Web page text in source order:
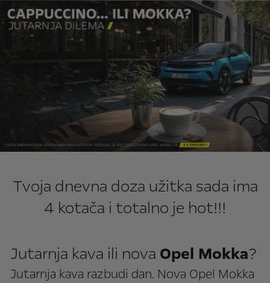
Tvoja dnevna doza užitka sada ima
4 kotača i totalno je hot!!!
Jutarnja kava ili nova Opel Mokka?
Jutarnja kava razbudi dan. Nova Opel Mokka